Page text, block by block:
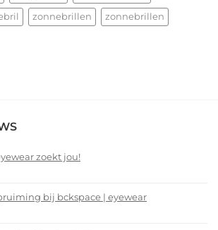
zonnebrillen zonnebrillen
zoekt jou!
bij bckspace | eyewear